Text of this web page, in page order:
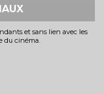
et sans lien avec les
du cinéma.